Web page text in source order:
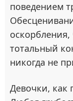
поведением
оскорбления,
тотальный
никогда не
Девочки, как